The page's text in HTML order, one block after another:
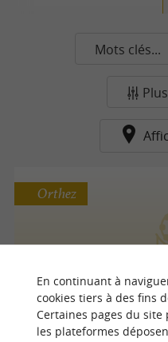
Mots clés...
Ferme
Orthez
En continuant à
cookies tiers à des fins
Certaines pages du site
les plateformes